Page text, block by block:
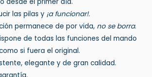
las pilas y ¡a funcionar!.
permanece de por vida, no se borra.
de todas las funciones del mando
si fuera el original.
elegante y de gran calidad.